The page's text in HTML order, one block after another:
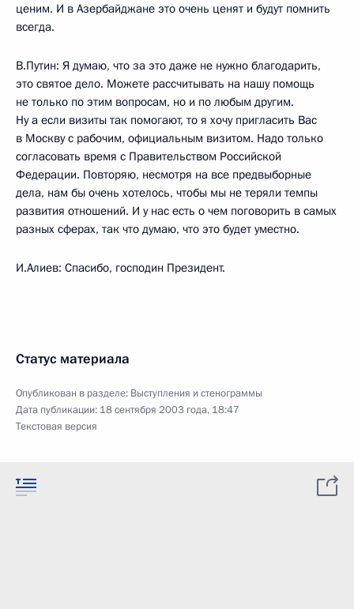
ценим. И в Азербайджане это очень ценят и будут помнить
всегда.
В.Путин: Я думаю, что за это даже не нужно благодарить,
это святое дело. Можете рассчитывать на нашу помощь
не только по этим вопросам, но и по любым другим.
Ну а если визиты так помогают, то я хочу пригласить Вас
в Москву с рабочим, официальным визитом. Надо только
согласовать время с Правительством Российской
Федерации. Повторяю, несмотря на все предвыборные
дела, нам бы очень хотелось, чтобы мы не теряли темпы
развития отношений. И у нас есть о чем поговорить в самых
разных сферах, так что думаю, что это будет уместно.
И.Алиев: Спасибо, господин Президент.
Статус материала
Опубликован в разделе: Выступления и стенограммы
Дата публикации: 18 сентября 2003 года, 18:47
Текстовая версия